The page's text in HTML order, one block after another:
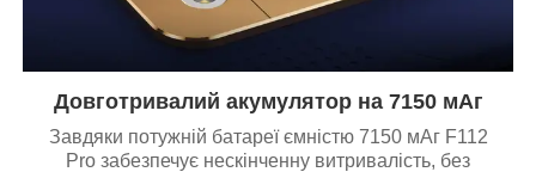
Довготривалий акумулятор на 7150 мАг
Завдяки потужній батареї ємністю 7150 мАг F112
Pro забезпечує нескінченну витривалість, без